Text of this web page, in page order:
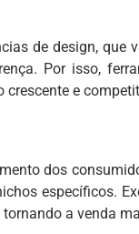
de design,
Por isso,
crescente e
dos
específicos.
a venda